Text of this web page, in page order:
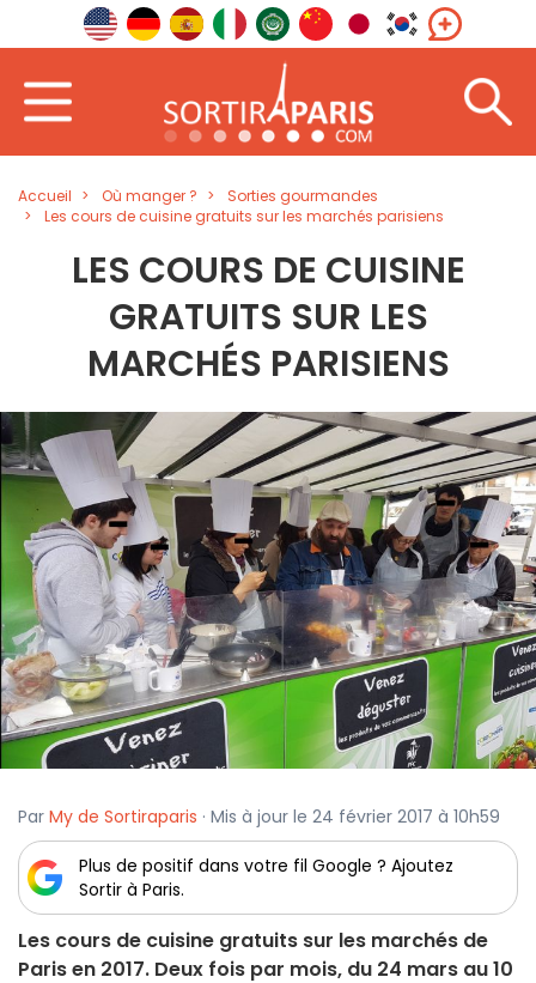
Accueil Où manger ?
Sorties gourmandes
Les cours de cuisine gratuits sur les marchés parisiens
LES COURS DE CUISINE
GRATUITS SUR LES
MARCHÉS PARISIENS
Par My de Sortiraparis · Mis à jour le 24 février 2017 à 10h59
Plus de positif dans votre fil Google ? Ajoutez
Sortir à Paris.
Les cours de cuisine gratuits sur les marchés de
Paris en 2017. Deux fois par mois, du 24 mars au 10